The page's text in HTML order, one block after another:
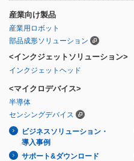
産業向け製品
産業用ロボット
部品成形ソリューション
<インクジェットソリューション>
インクジェットヘッド
<マイクロデバイス>
半導体
センシングデバイス
ビジネスソリューション・
導入事例
サポート&ダウンロード